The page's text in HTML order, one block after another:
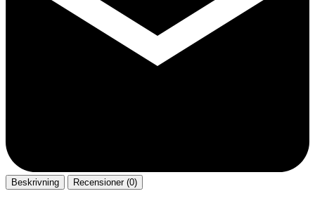
Beskrivning Recensioner (0)